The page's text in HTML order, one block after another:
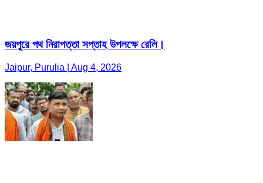
জয়পুরে পথ নিরাপত্তা সপ্তাহ উপলক্ষে রেলি।
Jaipur, Purulia | Aug 4, 2026